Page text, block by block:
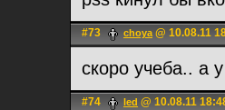
#73 choya@ 10.08.11
скоро учеба.. а
#74 led @ 10.08.11